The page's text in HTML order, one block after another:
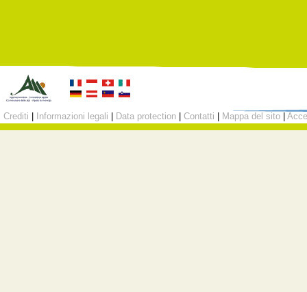
Crediti Informazioni legali Data protection Contatti Mappa del sito